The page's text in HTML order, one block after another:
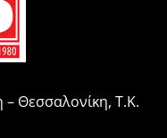
Θεσσαλονίκη, Τ.Κ.